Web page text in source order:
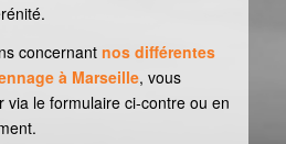
concernant nos différentes
à Marseille, vous
via le formulaire ci-contre ou en